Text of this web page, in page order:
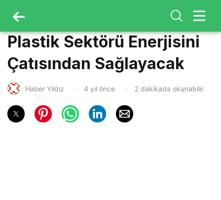
Plastik Sektörü Enerjisini
Çatısından Sağlayacak
Haber Yıldız 4 yıl önce 2 dakikada okunabilir